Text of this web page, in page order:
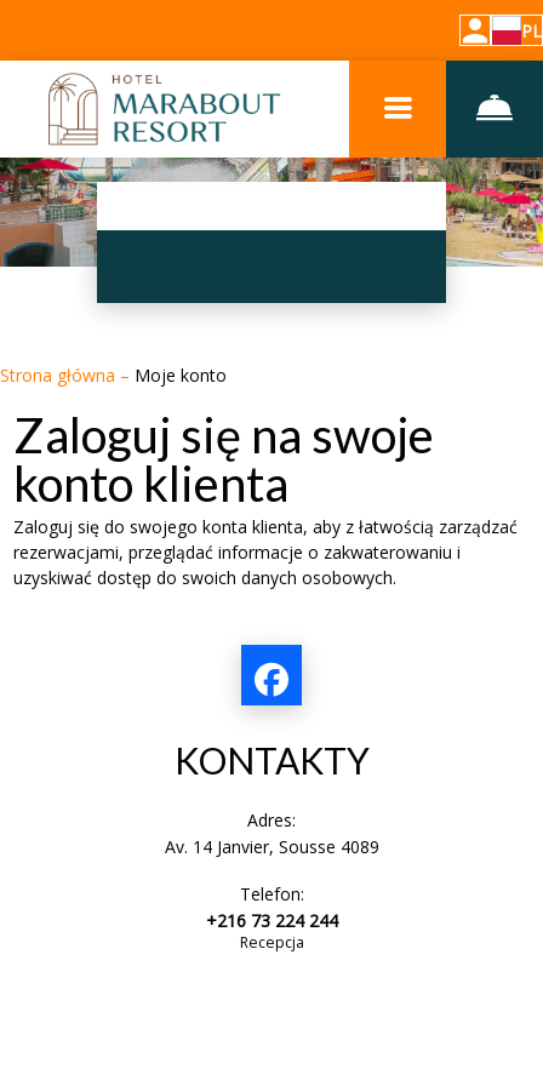
PL
Strona główna – Moje konto
Zaloguj się na swoje
konto klienta
Zaloguj się do swojego konta klienta, aby z łatwością zarządzać
rezerwacjami, przeglądać informacje o zakwaterowaniu i
uzyskiwać dostęp do swoich danych osobowych.
KONTAKTY
Adres:
Av. 14 Janvier, Sousse 4089
Telefon:
+216 73 224 244
Recepcja